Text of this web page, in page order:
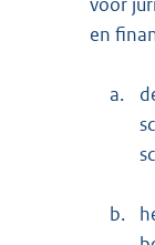
en
a.
b.